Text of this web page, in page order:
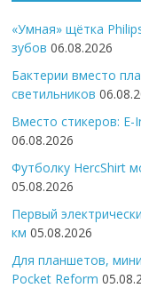
«Умная» щётка
зубов 06.08.2026
Бактерии вместо
светильников
Вместо стикеров:
06.08.2026
Футболку HercShirt
05.08.2026
Первый
км 05.08.2026
Для планшетов,
Pocket Reform